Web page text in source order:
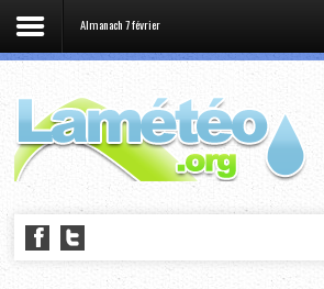
Almanach 7 février